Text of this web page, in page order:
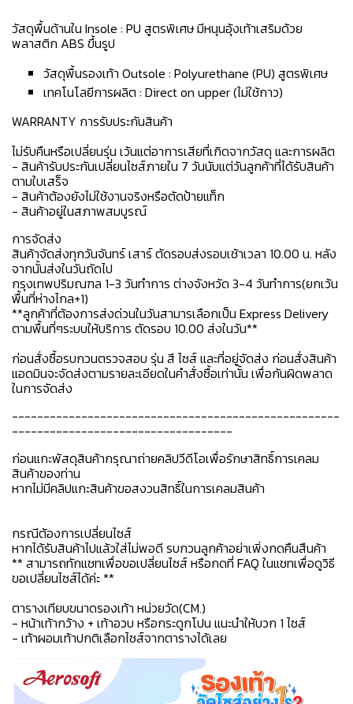
วัสดุพื้นด้านใน Insole : PU สูตรพิเศษ มีหนุนอุ้งเท้าเสริมด้วย
พลาสติก ABS ขึ้นรูป
วัสดุพื้นรองเท้า Outsole : Polyurethane (PU) สูตรพิเศษ
เทคโนโลยีการผลิต : Direct on upper (ไม่ใช้กาว)
WARRANTY การรับประกันสินค้า
ไม่รับคืนหรือเปลี่ยนรุ่น เว้นแต่อาการเสียที่เกิดจากวัสดุ และการผลิต
- สินค้ารับประกันเปลี่ยนไซส์ภายใน 7 วันนับแต่วันลูกค้าที่ได้รับสินค้า
ตามใบเสร็จ
- สินค้าต้องยังไม่ใช้งานจริงหรือตัดป้ายแท็ก
- สินค้าอยู่ในสภาพสมบูรณ์
การจัดส่ง
สินค้าจัดส่งทุกวันจันทร์ เสาร์ ตัดรอบส่งรอบเช้าเวลา 10.00 น. หลัง
จากนั้นส่งในวันถัดไป
กรุงเทพปริมณฑล 1-3 วันทำการ ต่างจังหวัด 3-4 วันทำการ(ยกเว้น
พื้นที่ห่างไกล+1)
**ลูกค้าที่ต้องการส่งด่วนในวันสามารเลือกเป็น Express Delivery
ตามพื้นที่ๆระบบให้บริการ ตัดรอบ 10.00 ส่งในวัน**
ก่อนสั่งซื้อรบกวนตรวจสอบ รุ่น สี ไซส์ และที่อยู่จัดส่ง ก่อนสั่งสินค้า
แอดมินจะจัดส่งตามรายละเอียดในคำสั่งซื้อเท่านั้น เพื่อกันผิดพลาด
ในการจัดส่ง
----------------------------------------------------
-----------------------------------
ก่อนแกะพัสดุสินค้ากรุณาถ่ายคลิปวีดีโอเพื่อรักษาสิทธิ์การเคลม
สินค้าของท่าน
หากไม่มีคลิปแกะสินค้าขอสงวนสิทธิ์ในการเคลมสินค้า
กรณีต้องการเปลี่ยนไซส์
หากได้รับสินค้าไปแล้วใส่ไม่พอดี รบกวนลูกค้าอย่าเพิ่งกดคืนสืนค้า
** สามารถทักแชทเพื่อขอเปลี่ยนไซส์ หรือกดที่ FAQ ในแชทเพื่อดูวิธี
ขอเปลี่ยนไซส์ได้ค่ะ **
ตารางเทียบขนาดรองเท้า หน่วยวัด(CM.)
- หน้าเท้ากว้าง + เท้าอวบ หรือกระดูกโปน แนะนำให้บวก 1 ไซส์
- เท้าผอมเท้าปกติเลือกไซส์จากตารางได้เลย